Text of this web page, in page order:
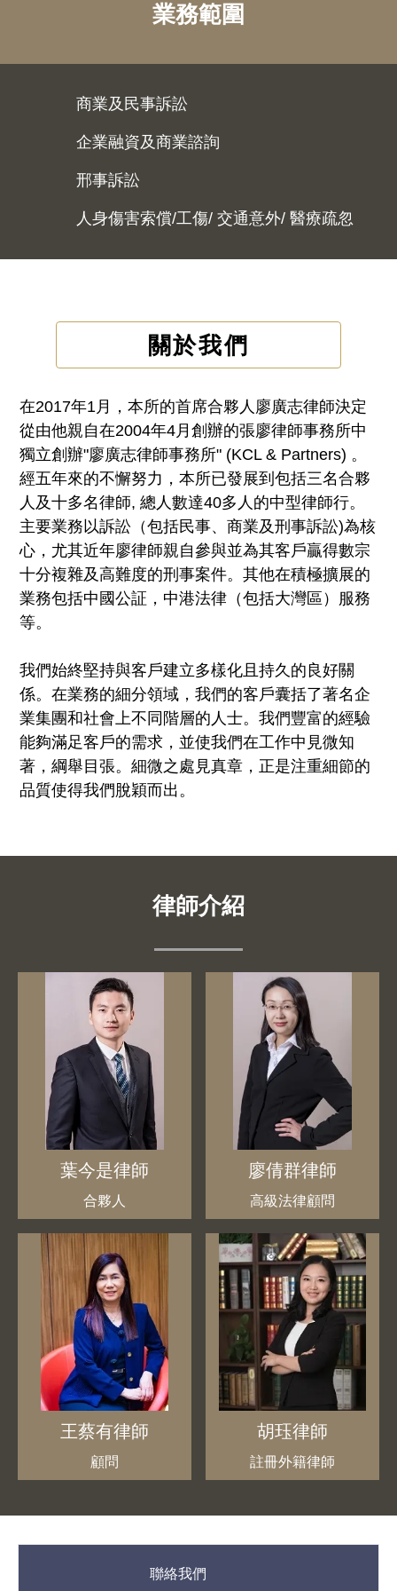
業務範圍
商業及民事訴訟
企業融資及商業諮詢
邢事訴訟
人身傷害索償/工傷/ 交通意外/ 醫療疏忽
關於我們
在2017年1月，本所的首席合夥人廖廣志律師決定
從由他親自在2004年4月創辦的張廖律師事務所中
獨立創辦"廖廣志律師事務所" (KCL & Partners) 。
經五年來的不懈努力，本所已發展到包括三名合夥
人及十多名律師, 總人數達40多人的中型律師行。
主要業務以訴訟（包括民事、商業及刑事訴訟)為核
心，尤其近年廖律師親自參與並為其客戶贏得數宗
十分複雜及高難度的刑事案件。其他在積極擴展的
業務包括中國公証，中港法律（包括大灣區）服務
等。
我們始終堅持與客戶建立多樣化且持久的良好關
係。在業務的細分領域，我們的客戶囊括了著名企
業集團和社會上不同階層的人士。我們豐富的經驗
能夠滿足客戶的需求，並使我們在工作中見微知
著，綱舉目張。細微之處見真章，正是注重細節的
品質使得我們脫穎而出。
律師介紹
葉今是律師
合夥人
廖倩群律師
高級法律顧問
王蔡有律師
顧問
胡珏律師
註冊外籍律師
聯絡我們